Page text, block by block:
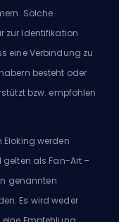
Solche
zur Identifikation
eine Verbindung zu
besteht oder
bzw. empfohlen
werden
als Fan-Art –
genannten
Es wird weder